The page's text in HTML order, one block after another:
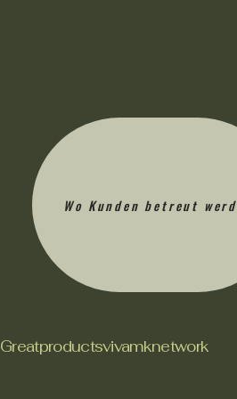
Greatproductsvivamknetwork
Wo Kunden betreut